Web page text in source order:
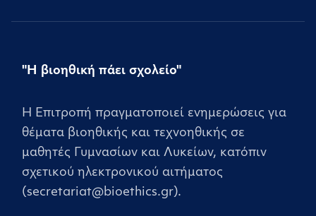
"Η βιοηθική πάει σχολείο"
Η Επιτροπή πραγματοποιεί ενημερώσεις για
θέματα βιοηθικής και τεχνοηθικής σε
μαθητές Γυμνασίων και Λυκείων, κατόπιν
σχετικού ηλεκτρονικού αιτήματος
(secretariat@bioethics.gr).